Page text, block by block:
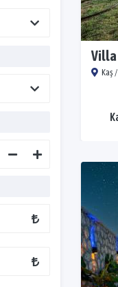
Villa
Kaş